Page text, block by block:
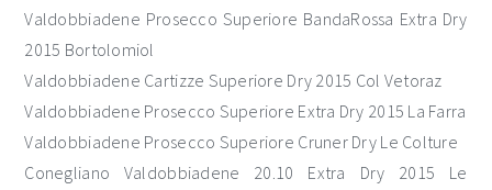
Valdobbiadene Prosecco Superiore BandaRossa Extra Dry
2015 Bortolomiol
Valdobbiadene Cartizze Superiore Dry 2015 Col Vetoraz
Valdobbiadene Prosecco Superiore Extra Dry 2015 La Farra
Valdobbiadene Prosecco Superiore Cruner Dry Le Colture
Conegliano Valdobbiadene 20.10 Extra Dry 2015 Le